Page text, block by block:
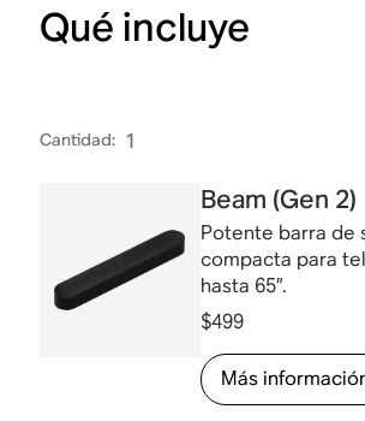
Qué incluye
Cantidad: 1
Beam (Gen 2)
Potente barra de
compacta para
hasta 65”.
$499
Más